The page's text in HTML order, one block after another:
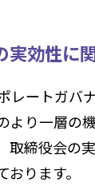
実効性に
レートガバ
より一層の
取締役会の
ります。